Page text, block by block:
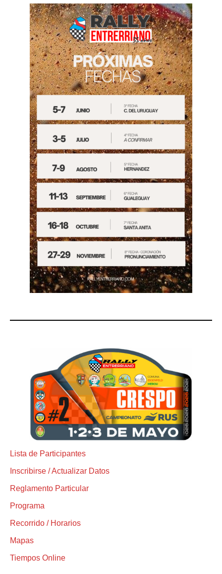
Lista de Participantes
Inscribirse / Actualizar Datos
Reglamento Particular
Programa
Recorrido / Horarios
Mapas
Tiempos Online